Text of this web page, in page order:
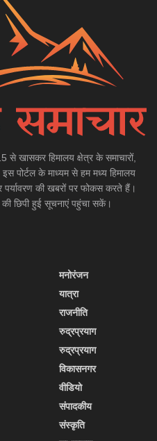
से खासकर हिमालय क्षेत्र के समाचारों,
इस पोर्टल के माध्यम से हम मध्य हिमालय
पर्यावरण की खबरों पर फोकस करते हैं।
छिपी हुई सूचनाएं पहुंचा सकें।
मनोरंजन
यात्रा
राजनीति
रुद्रप्रयाग
रुद्रप्रयाग
विकासनगर
वीडियो
संपादकीय
संस्कृति